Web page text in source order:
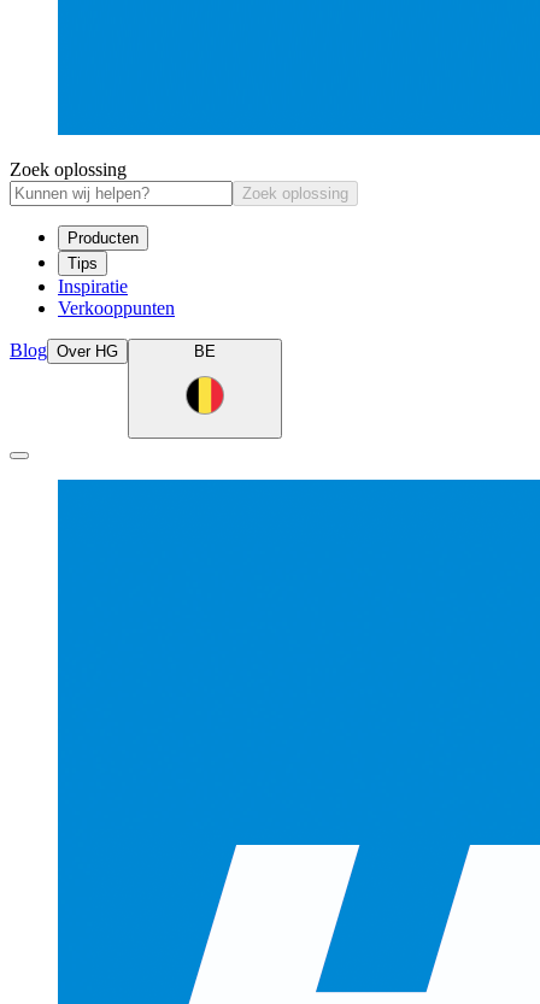
Zoek oplossing
Zoek oplossing
Producten
Tips
Inspiratie
Verkooppunten
Blog Over HG BE